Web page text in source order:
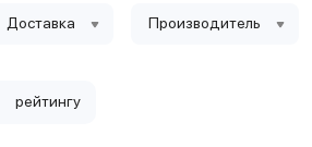
Доставка Производитель
рейтингу